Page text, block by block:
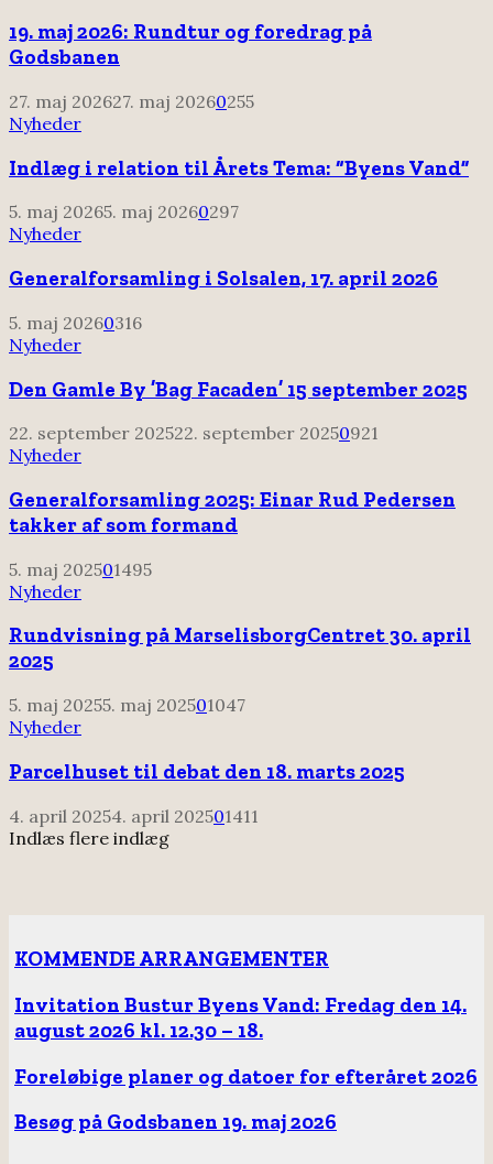
19. maj 2026: Rundtur og foredrag på
Godsbanen
27. maj 202627. maj 20260255
Nyheder
Indlæg i relation til Årets Tema: “Byens Vand”
5. maj 20265. maj 20260297
Nyheder
Generalforsamling i Solsalen, 17. april 2026
5. maj 20260316
Nyheder
Den Gamle By ’Bag Facaden’ 15 september 2025
22. september 202522. september 20250921
Nyheder
Generalforsamling 2025: Einar Rud Pedersen
takker af som formand
5. maj 202501495
Nyheder
Rundvisning på MarselisborgCentret 30. april
2025
5. maj 20255. maj 202501047
Nyheder
Parcelhuset til debat den 18. marts 2025
4. april 20254. april 202501411
Indlæs flere indlæg
KOMMENDE ARRANGEMENTER
Invitation Bustur Byens Vand: Fredag den 14.
august 2026 kl. 12.30 – 18.
Foreløbige planer og datoer for efteråret 2026
Besøg på Godsbanen 19. maj 2026